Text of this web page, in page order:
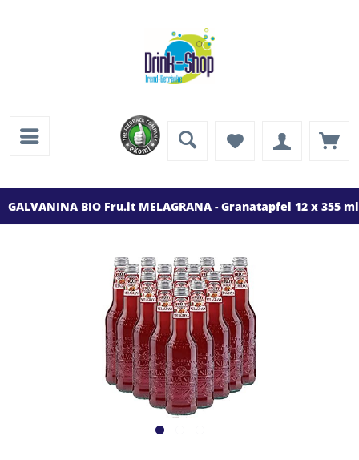
GALVANINA BIO Fru.it MELAGRANA - Granatapfel 12 x 355